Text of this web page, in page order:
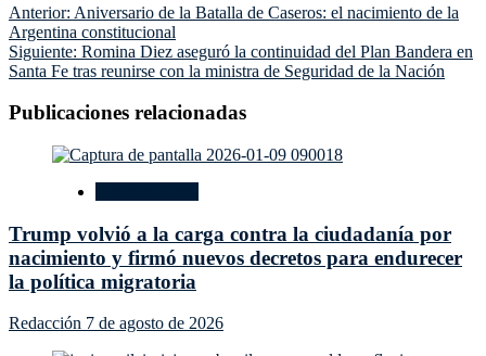
Navegación
de
entradas
Anterior: Aniversario de la Batalla de Caseros: el nacimiento de la
Argentina constitucional
Siguiente: Romina Diez aseguró la continuidad del Plan Bandera en
Santa Fe tras reunirse con la ministra de Seguridad de la Nación
Publicaciones relacionadas
Trump volvió a la carga contra la ciudadanía por
nacimiento y firmó nuevos decretos para endurecer
la política migratoria
Redacción 7 de agosto de 2026